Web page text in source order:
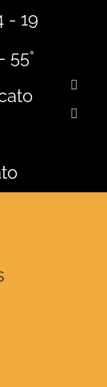
- 19
55°